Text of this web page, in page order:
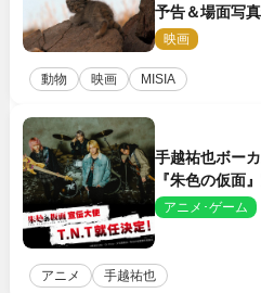
予告＆場面写
の赤ちゃんが大
映画
動物 映画 MISIA
手越祐也ボー
『朱色の仮面
アニメ･ゲーム
アニメ 手越祐也